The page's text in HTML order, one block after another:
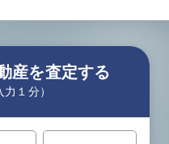
産を査定する
力１分）